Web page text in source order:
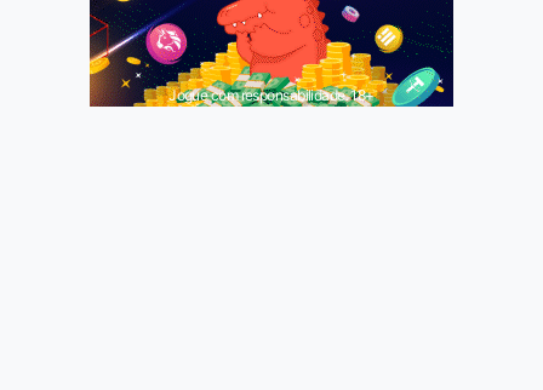
Jogue com responsabilidade. 18+